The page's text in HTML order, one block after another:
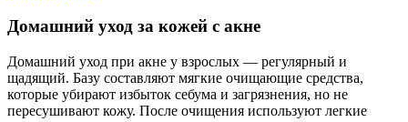
Домашний уход за кожей с акне
Домашний уход при акне у взрослых — регулярный и
щадящий. Базу составляют мягкие очищающие средства,
которые убирают избыток себума и загрязнения, но не
пересушивают кожу. После очищения используют легкие